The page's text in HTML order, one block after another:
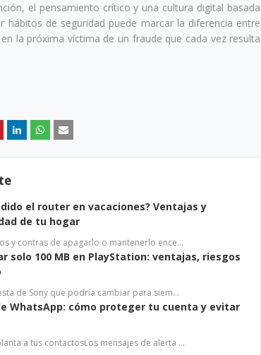
el pensamiento crítico y una cultura digital basada
hábitos de seguridad puede marcar la diferencia entre
la próxima víctima de un fraude que cada vez resulta
el router en vacaciones? Ventajas y
de tu hogar
y contras de apagarlo o mantenerlo ence…
solo 100 MB en PlayStation: ventajas, riesgos
de Sony que podría cambiar para siem…
WhatsApp: cómo proteger tu cuenta y evitar
a tus contactosLos mensajes de alerta …